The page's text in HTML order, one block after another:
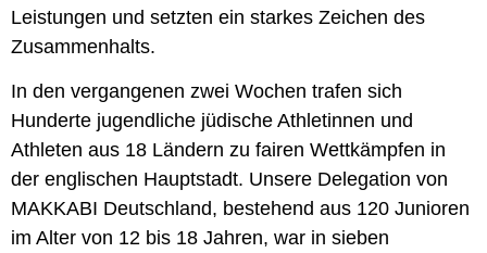
Leistungen und setzten ein starkes Zeichen des
Zusammenhalts.
In den vergangenen zwei Wochen trafen sich
Hunderte jugendliche jüdische Athletinnen und
Athleten aus 18 Ländern zu fairen Wettkämpfen in
der englischen Hauptstadt. Unsere Delegation von
MAKKABI Deutschland, bestehend aus 120 Junioren
im Alter von 12 bis 18 Jahren, war in sieben